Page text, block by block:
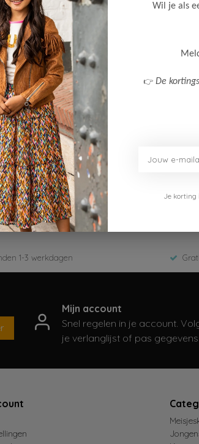
Cars Jeans
1-3 werkdagen
Mijn account
Snel regelen in je account.
je verlanglijst of pas gegevens
Wil je als
👉 De
Je korting